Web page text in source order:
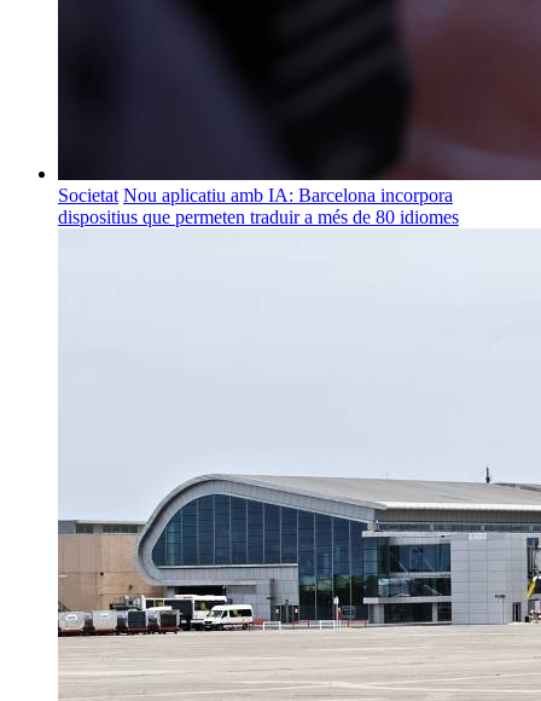
Societat Nou aplicatiu amb IA: Barcelona incorpora
dispositius que permeten traduir a més de 80 idiomes